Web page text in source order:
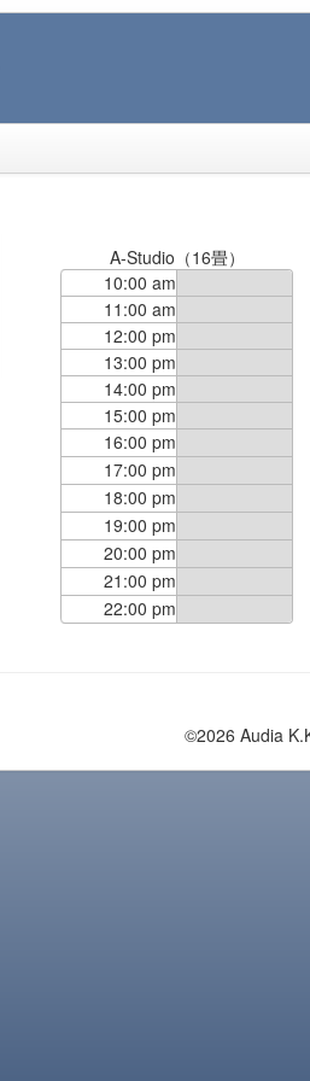
A-Studio（16畳）
10:00 am
11:00 am
12:00 pm
13:00 pm
14:00 pm
15:00 pm
16:00 pm
17:00 pm
18:00 pm
19:00 pm
20:00 pm
21:00 pm
22:00 pm
©2026 Audia